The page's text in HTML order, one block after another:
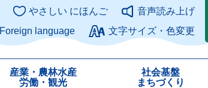
このページの本文へ
やさしい にほんご
音声読み上げ
Foreign language
文字サイズ・色変更
産業・農林水産
労働・観光
社会基盤
まちづくり